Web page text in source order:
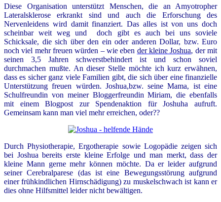
Diese Organisation unterstützt Menschen, die an Amyotropher
Lateralsklerose erkrankt sind und auch die Erforschung des
Nervenleidens wird damit finanziert. Das alles ist von uns doch
scheinbar weit weg und doch gibt es auch bei uns soviele
Schicksale, die sich über den ein oder anderen Dollar, bzw. Euro
noch viel mehr freuen würden – wie eben der kleine Joshua, der mit
seinen 3,5 Jahren schwerstbehindert ist und schon soviel
durchmachen mußte. An dieser Stelle möchte ich kurz erwähnen,
dass es sicher ganz viele Familien gibt, die sich über eine finanzielle
Unterstützung freuen würden. Joshua,bzw. seine Mama, ist eine
Schulfreundin von meiner Bloggerfreundin Miriam, die ebenfalls
mit einem Blogpost zur Spendenaktion für Joshuha aufruft.
Gemeinsam kann man viel mehr erreichen, oder??
Durch Physiotherapie, Ergotherapie sowie Logopädie zeigen sich
bei Joshua bereits erste kleine Erfolge und man merkt, dass der
kleine Mann gerne mehr können möchte. Da er leider aufgrund
seiner Cerebralparese (das ist eine Bewegungsstörung aufgrund
einer frühkindlichen Hirnschädigung) zu muskelschwach ist kann er
dies ohne Hilfsmittel leider nicht bewältigen.